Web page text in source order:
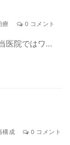
療 0 コメント
医院ではワ…
構成 0 コメント